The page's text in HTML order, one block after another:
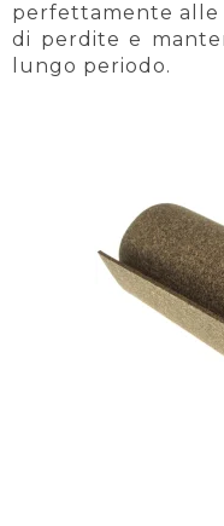
perfettamente alle
di perdite e
lungo periodo.